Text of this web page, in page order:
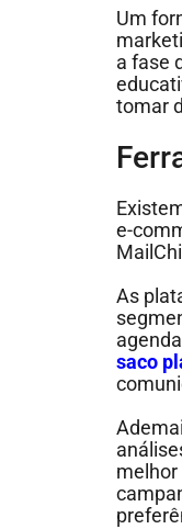
Um
a fase
tomar
e-
As
saco